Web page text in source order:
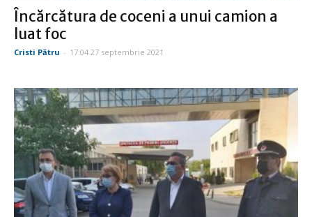
Încărcătura de coceni a unui camion a
luat foc
Cristi Pătru - 17:04 27 septembrie 2021